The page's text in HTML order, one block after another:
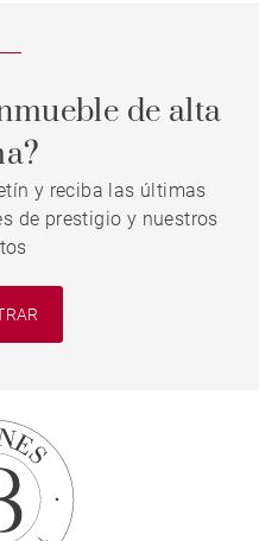
de alta
y reciba las últimas
de prestigio y nuestros